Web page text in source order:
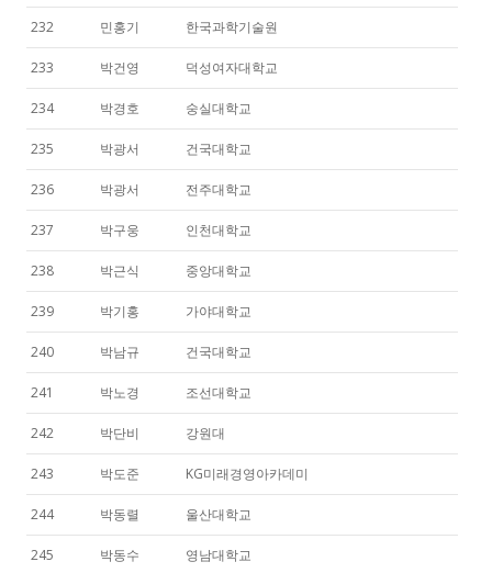
232 민홍기 한국과학기술원
233 박건영 덕성여자대학교
234 박경호 숭실대학교
235 박광서 건국대학교
236 박광서 전주대학교
237 박구웅 인천대학교
238 박근식 중앙대학교
239 박기홍 가야대학교
240 박남규 건국대학교
241 박노경 조선대학교
242 박단비 강원대
243 박도준 KG미래경영아카데미
244 박동렬 울산대학교
245 박동수 영남대학교